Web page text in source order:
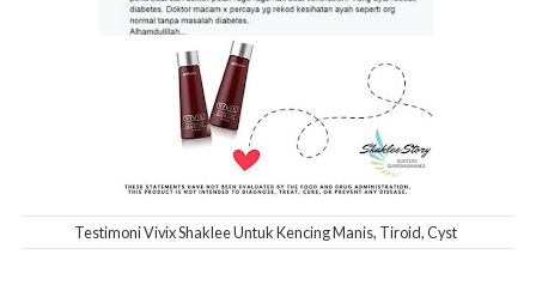
Testimoni Vivix Shaklee Untuk Kencing Manis, Tiroid, Cyst